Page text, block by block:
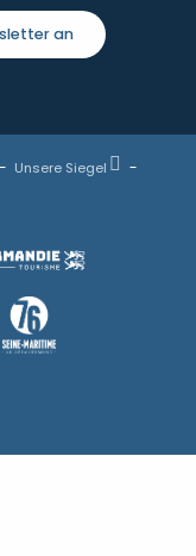
an
Unsere Siegel